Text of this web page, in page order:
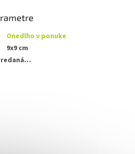
Onedlho v ponuke
9x9 cm